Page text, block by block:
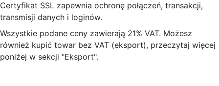
Certyfikat SSL zapewnia ochronę połączeń, transakcji,
transmisji danych i loginów.
Wszystkie podane ceny zawierają 21% VAT. Możesz
również kupić towar bez VAT (eksport), przeczytaj więcej
poniżej w sekcji "Eksport".